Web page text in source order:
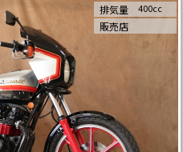
排気量 400cc
販売店